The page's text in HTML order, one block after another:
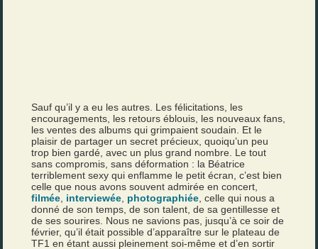
Sauf qu’il y a eu les autres. Les félicitations, les
encouragements, les retours éblouis, les nouveaux fans,
les ventes des albums qui grimpaient soudain. Et le
plaisir de partager un secret précieux, quoiqu’un peu
trop bien gardé, avec un plus grand nombre. Le tout
sans compromis, sans déformation : la Béatrice
terriblement sexy qui enflamme le petit écran, c’est bien
celle que nous avons souvent admirée en concert,
filmée interviewée photographiée , celle qui nous a
donné de son temps, de son talent, de sa gentillesse et
de ses sourires. Nous ne savions pas, jusqu’à ce soir de
février, qu’il était possible d’apparaître sur le plateau de
TF1 en étant aussi pleinement soi-même et d’en sortir